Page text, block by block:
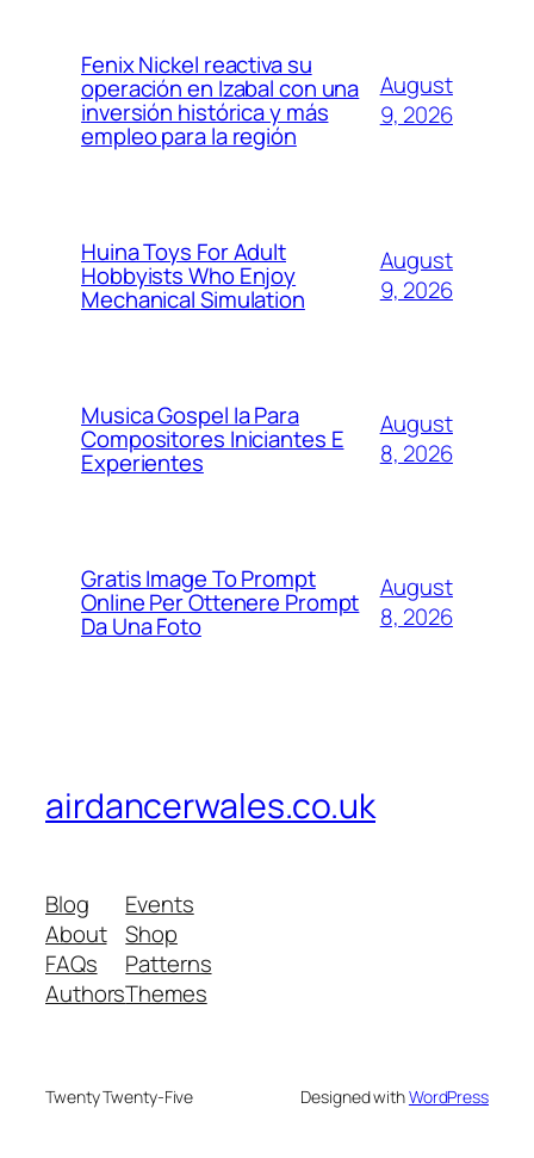
Fenix Nickel reactiva su
operación en Izabal con una
inversión histórica y más
empleo para la región
August
9, 2026
Huina Toys For Adult
Hobbyists Who Enjoy
Mechanical Simulation
August
9, 2026
Musica Gospel Ia Para
Compositores Iniciantes E
Experientes
August
8, 2026
Gratis Image To Prompt
Online Per Ottenere Prompt
Da Una Foto
August
8, 2026
airdancerwales.co.uk
Blog
About
FAQs
Authors
Events
Shop
Patterns
Themes
Twenty Twenty-Five Designed withWordPress